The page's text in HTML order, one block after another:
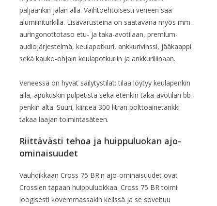
paljaankin jalan alla. Vaihtoehtoisesti veneen saa
alumiiniturkilla. Lisävarusteina on saatavana myös mm.
auringonottotaso etu- ja taka-avotilaan, premium-
audiojärjestelmä, keulapotkuri, ankkurivinssi, jääkaappi
sekä kauko-ohjain keulapotkuriin ja ankkuriliinaan.
Veneessä on hyvät säilytystilat: tilaa löytyy keulapenkin
alla, apukuskin pulpetista sekä etenkin taka-avotilan bb-
penkin alta. Suuri, kiinteä 300 litran polttoainetankki
takaa laajan toimintasäteen.
Riittävästi tehoa ja huippuluokan ajo-
ominaisuudet
Vauhdikkaan Cross 75 BR:n ajo-ominaisuudet ovat
Crossien tapaan huippuluokkaa. Cross 75 BR toimii
loogisesti kovemmassakin kelissä ja se soveltuu